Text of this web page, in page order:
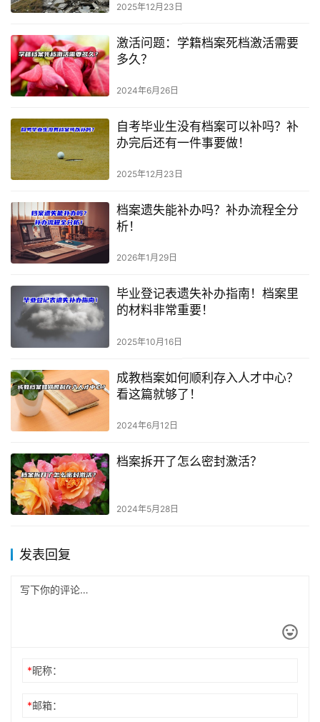
2025年12月23日
激活问题：学籍档案死档激活需要
多久？
2024年6月26日
自考毕业生没有档案可以补吗？补
办完后还有一件事要做！
2025年12月23日
档案遗失能补办吗？补办流程全分
析！
2026年1月29日
毕业登记表遗失补办指南！档案里
的材料非常重要！
2025年10月16日
成教档案如何顺利存入人才中心？
看这篇就够了！
2024年6月12日
档案拆开了怎么密封激活？
2024年5月28日
发表回复
*昵称：
*邮箱：